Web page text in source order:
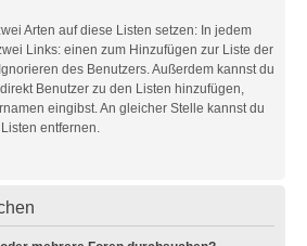
Arten auf diese Listen setzen: In jedem
Links: einen zum Hinzufügen zur Liste der
des Benutzers. Außerdem kannst du
Benutzer zu den Listen hinzufügen,
eingibst. An gleicher Stelle kannst du
entfernen.